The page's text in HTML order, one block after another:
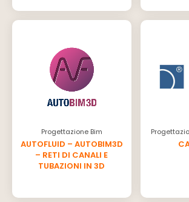
Progettazione Bim
AUTOFLUID – AUTOBIM3D
– RETI DI CANALI E
TUBAZIONI IN 3D